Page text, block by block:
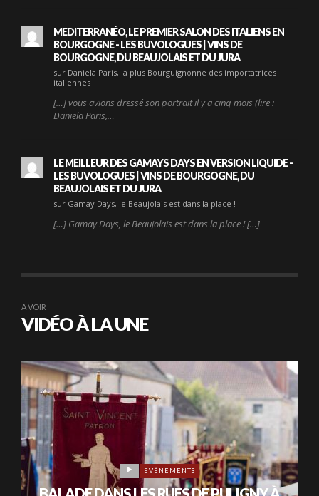
MEDITERRANÉO, LE PREMIER SALON DES ITALIENS EN
BOURGOGNE - LES BUVOLOGUES | VINS DE
BOURGOGNE, DU BEAUJOLAIS ET DU JURA
sur Daniela Paris, la plus Bourguignonne des importatrices
italiennes
[…] vous avions dressé son portrait il y a cinq mois (lire :
Daniela Paris,…
LE MEILLEUR DES GAMAYS DAYS EN VERSION LIQUIDE -
LES BUVOLOGUES | VINS DE BOURGOGNE, DU
BEAUJOLAIS ET DU JURA
sur Gamay Days, le Beaujolais est dans la place !
[…] Gamay Days, le Beaujolais est dans la place ! […]
A VOIR
VIDÉO À LA UNE
EVÉNEMENTS